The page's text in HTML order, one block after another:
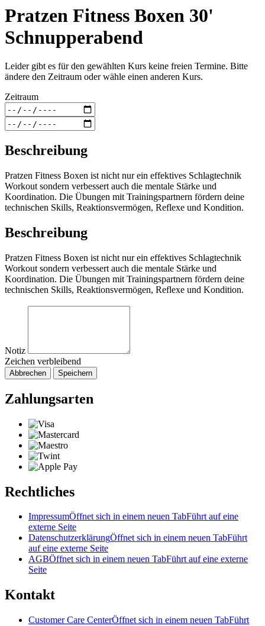
Pratzen Fitness Boxen 30'
Schnupperabend
Leider gibt es für den gewählten Kurs keine freien Termine. Bitte
ändere den Zeitraum oder wähle einen anderen Kurs.
Zeitraum
Beschreibung
Pratzen Fitness Boxen ist nicht nur ein effektives Schlagtechnik
Workout sondern verbessert auch die mentale Stärke und
Koordination. Die Übungen mit Trainingspartnern fördern deine
technischen Skills, Reaktionsvermögen, Reflexe und Kondition.
Beschreibung
Pratzen Fitness Boxen ist nicht nur ein effektives Schlagtechnik
Workout sondern verbessert auch die mentale Stärke und
Koordination. Die Übungen mit Trainingspartnern fördern deine
technischen Skills, Reaktionsvermögen, Reflexe und Kondition.
Notiz
Zeichen verbleibend
Abbrechen Speichern
Zahlungsarten
Rechtliches
ImpressumÖffnet sich in einem neuen TabFührt auf eine
externe Seite
DatenschutzerklärungÖffnet sich in einem neuen TabFührt
auf eine externe Seite
AGBÖffnet sich in einem neuen TabFührt auf eine externe
Seite
Kontakt
Customer Care CenterÖffnet sich in einem neuen TabFührt